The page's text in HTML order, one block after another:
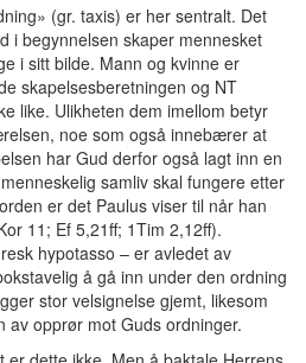
(gr. taxis) er her sentralt. Det
i begynnelsen skaper mennesket
i sitt bilde. Mann og kvinne er
skapelsesberetningen og NT
like. Ulikheten dem imellom betyr
noe som også innebærer at
har Gud derfor også lagt inn en
samliv skal fungere etter
er det Paulus viser til når han
11; Ef 5,21ff; 1Tim 2,12ff).
hypotasso – er avledet av
å gå inn under den ordning
stor velsignelse gjemt, likesom
av opprør mot Guds ordninger.